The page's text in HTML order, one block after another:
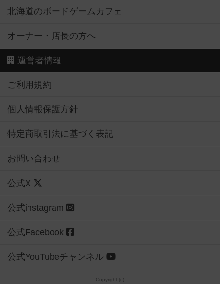
北海道のボードゲームカフェ
オーナー・店長の方へ
運営者情報
ご利用規約
個人情報保護方針
特定商取引法に基づく表記
お問い合わせ
公式X
公式instagram
公式Facebook
公式YouTubeチャンネル
Copyright (c)